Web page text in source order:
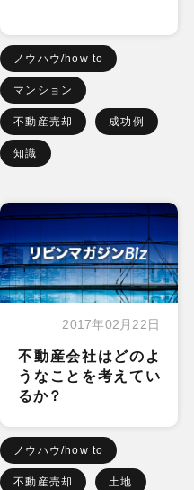
ノウハウ/how to
マンション
不動産売却 成功例
知識
2017年02月22日
不動産会社はどのよ
うなことを考えてい
るか？
ノウハウ/how to
不動産売却 土地